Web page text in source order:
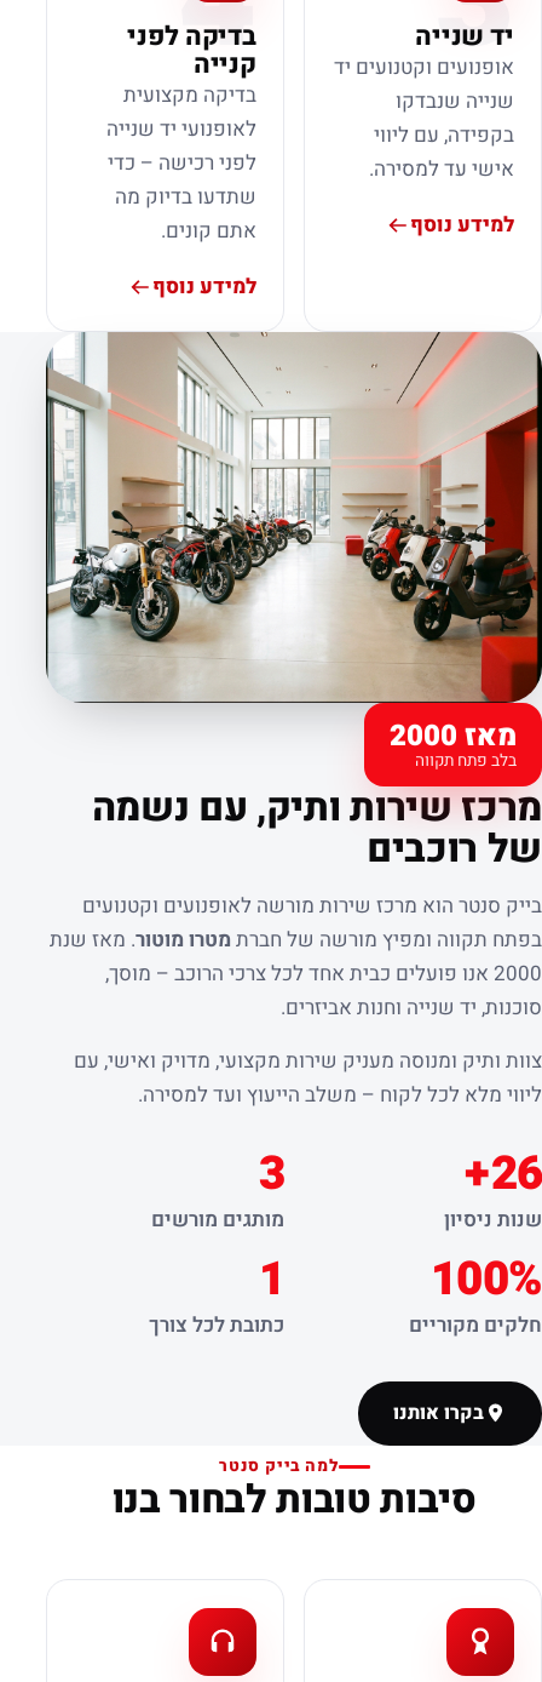
יד שנייה
אופנועים וקטנועים יד
שנייה שנבדקו
בקפידה, עם ליווי
אישי עד למסירה.
למידע נוסף
בדיקה לפני
קנייה
בדיקה מקצועית
לאופנועי יד שנייה
לפני רכישה – כדי
שתדעו בדיוק מה
אתם קונים.
למידע נוסף
מאז 2000
בלב פתח תקווה
קצת עלינו
מרכז שירות ותיק, עם נשמה
של רוכבים
בייק סנטר הוא מרכז שירות מורשה לאופנועים וקטנועים
בפתח תקווה ומפיץ מורשה של חברת מטרו מוטור. מאז שנת
2000 אנו פועלים כבית אחד לכל צרכי הרוכב – מוסך,
סוכנות, יד שנייה וחנות אביזרים.
צוות ותיק ומנוסה מעניק שירות מקצועי, מדויק ואישי, עם
ליווי מלא לכל לקוח – משלב הייעוץ ועד למסירה.
26+
שנות ניסיון
3
מותגים מורשים
100%
חלקים מקוריים
1
כתובת לכל צורך
בקרו אותנו
למה בייק סנטר
סיבות טובות לבחור בנו